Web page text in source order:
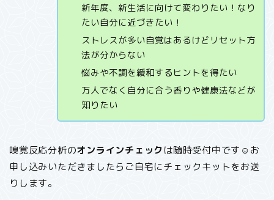
新年度、新生活に向けて変わりたい！なり
たい自分に近づきたい！
ストレスが多い自覚はあるけどリセット方
法が分からない
悩みや不調を緩和するヒントを得たい
万人でなく自分に合う香りや健康法などが
知りたい
嗅覚反応分析のオンラインチェックは随時受付中です☺︎お
申し込みいただきましたらご自宅にチェックキットをお送
りします。